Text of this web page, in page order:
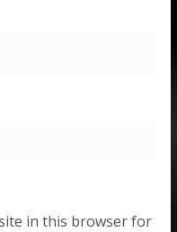
in this browser for